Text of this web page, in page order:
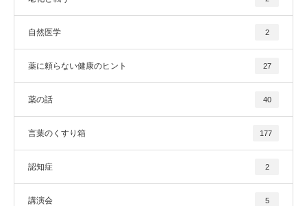
自然医学 2
薬に頼らない健康のヒント 27
薬の話 40
言葉のくすり箱 177
認知症 2
講演会 5